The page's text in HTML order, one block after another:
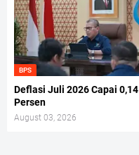
BPS
Deflasi Juli 2026 Capai 0,14
Persen
August 03, 2026